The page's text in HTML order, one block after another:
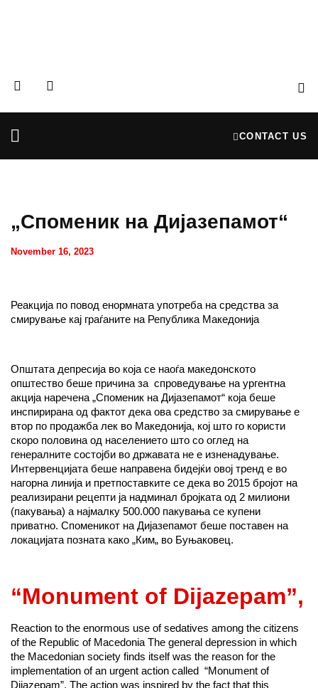
CONTACT US
„Споменик на Дијазепамот“
November 16, 2023
Реакција по повод енормната употреба на средства за
смирување кај граѓаните на Република Македонија
Општата депресија во која се наоѓа македонското
општество беше причина за спроведување на ургентна
акција наречена „Споменик на Дијазепамот“ која беше
инспирирана од фактот дека ова средство за смирување е
втор по продажба лек во Македонија, кој што го користи
скоро половина од населението што со оглед на
генералните состојби во државата не е изненадување.
Интервенцијата беше направена бидејќи овој тренд е во
нагорна линија и претпоставките се дека во 2015 бројот на
реализирани рецепти ја надминал бројката од 2 милиони
(пакувања) а најмалку 500.000 пакувања се купени
приватно. Споменикот на Дијазепамот беше поставен на
локацијата позната како „Ким„ во Буњаковец.
“Monument of Dijazepam”,
Reaction to the enormous use of sedatives among the citizens
of the Republic of Macedonia The general depression in which
the Macedonian society finds itself was the reason for the
implementation of an urgent action called “Monument of
Dijazepam”. The action was inspired by the fact that this